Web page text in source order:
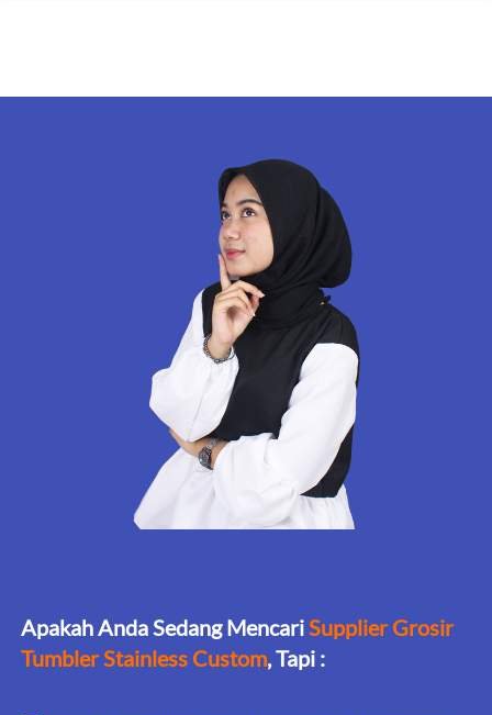
Apakah Anda Sedang Mencari Supplier Grosir
Tumbler Stainless Custom, Tapi :